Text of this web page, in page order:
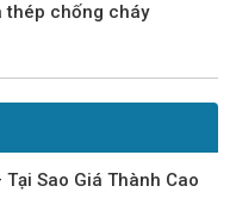
thép chống cháy
Sao Giá Thành Cao